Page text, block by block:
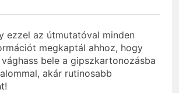
ezzel az útmutatóval minden
megkaptál ahhoz, hogy
bele a gipszkartonozásba
akár rutinosabb